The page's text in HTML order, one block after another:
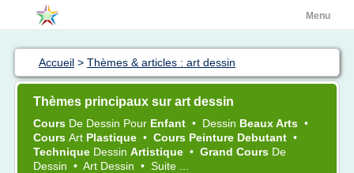
Menu
Accueil > Thèmes & articles : art dessin
Thèmes principaux sur art dessin
Cours De Dessin Pour Enfant • Dessin Beaux Arts •
Cours Art Plastique • Cours Peinture Debutant •
Technique Dessin Artistique • Grand Cours De
Dessin • Art Dessin • Suite ...